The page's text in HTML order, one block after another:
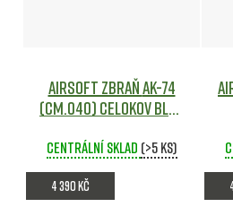
Airsoft zbraň AK-74
(CM.040) celokov BLUE
Centrální sklad (>5 ks)
4 390 Kč